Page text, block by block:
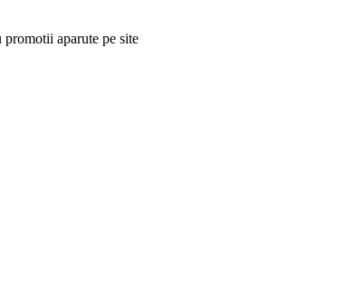
aparute pe site